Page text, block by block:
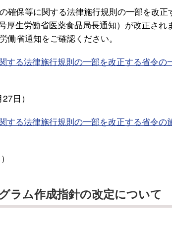
確保等に関する法律施行規則の一部を改正
生労働省医薬食品局長通知）が改正され
省通知をご確認ください。
する法律施行規則の一部を改正する省令の
日）
する法律施行規則の一部を改正する省令の
ラム作成指針の改定について